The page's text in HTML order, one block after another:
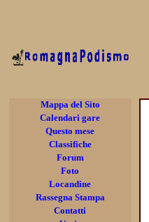
Mappa del Sito
Calendari gare
Questo mese
Classifiche
Forum
Foto
Locandine
Rassegna Stampa
Contatti